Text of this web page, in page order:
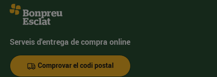
Serveis d'entrega de compra online
Comprovar el codi postal